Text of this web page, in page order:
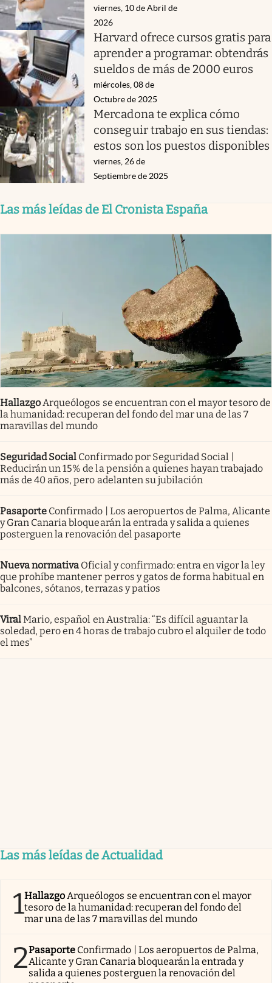
viernes, 10 de Abril de
2026
Harvard ofrece cursos gratis para
aprender a programar: obtendrás
sueldos de más de 2000 euros
miércoles, 08 de
Octubre de 2025
Mercadona te explica cómo
conseguir trabajo en sus tiendas:
estos son los puestos disponibles
viernes, 26 de
Septiembre de 2025
Las más leídas de El Cronista España
Hallazgo Arqueólogos se encuentran con el mayor tesoro de
la humanidad: recuperan del fondo del mar una de las 7
maravillas del mundo
Seguridad Social Confirmado por Seguridad Social |
Reducirán un 15% de la pensión a quienes hayan trabajado
más de 40 años, pero adelanten su jubilación
Pasaporte Confirmado | Los aeropuertos de Palma, Alicante
y Gran Canaria bloquearán la entrada y salida a quienes
posterguen la renovación del pasaporte
Nueva normativa Oficial y confirmado: entra en vigor la ley
que prohíbe mantener perros y gatos de forma habitual en
balcones, sótanos, terrazas y patios
ViralMario, español en Australia: “Es difícil aguantar la
soledad, pero en 4 horas de trabajo cubro el alquiler de todo
el mes”
Las más leídas de Actualidad
1Hallazgo Arqueólogos se encuentran con el mayor
tesoro de la humanidad: recuperan del fondo del
mar una de las 7 maravillas del mundo
2Pasaporte Confirmado | Los aeropuertos de Palma,
Alicante y Gran Canaria bloquearán la entrada y
salida a quienes posterguen la renovación del